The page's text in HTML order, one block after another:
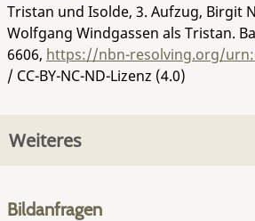
Tristan und Isolde, 3. Aufzug, Birgit
Wolfgang Windgassen als Tristan.
6606, https://nbn-resolving.org/
/ CC-BY-NC-ND-Lizenz (4.0)
Weiteres
Bildanfragen